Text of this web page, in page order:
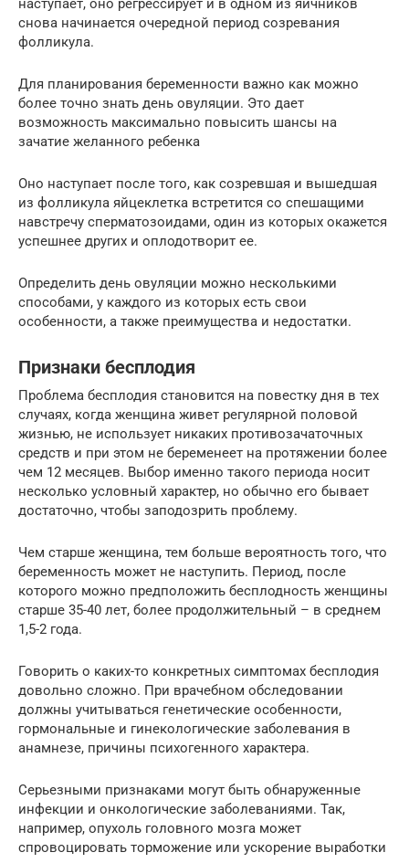
снова начинается очередной период созревания
фолликула.
Для планирования беременности важно как можно
более точно знать день овуляции. Это дает
возможность максимально повысить шансы на
зачатие желанного ребенка
Оно наступает после того, как созревшая и вышедшая
из фолликула яйцеклетка встретится со спешащими
навстречу сперматозоидами, один из которых окажется
успешнее других и оплодотворит ее.
Определить день овуляции можно несколькими
способами, у каждого из которых есть свои
особенности, а также преимущества и недостатки.
Признаки бесплодия
Проблема бесплодия становится на повестку дня в тех
случаях, когда женщина живет регулярной половой
жизнью, не использует никаких противозачаточных
средств и при этом не беременеет на протяжении более
чем 12 месяцев. Выбор именно такого периода носит
несколько условный характер, но обычно его бывает
достаточно, чтобы заподозрить проблему.
Чем старше женщина, тем больше вероятность того, что
беременность может не наступить. Период, после
которого можно предположить бесплодность женщины
старше 35-40 лет, более продолжительный – в среднем
1,5-2 года.
Говорить о каких-то конкретных симптомах бесплодия
довольно сложно. При врачебном обследовании
должны учитываться генетические особенности,
гормональные и гинекологические заболевания в
анамнезе, причины психогенного характера.
Серьезными признаками могут быть обнаруженные
инфекции и онкологические заболеваниями. Так,
например, опухоль головного мозга может
спровоцировать торможение или ускорение выработки